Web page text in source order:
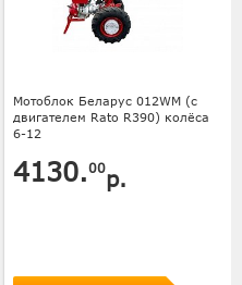
Мотоблок Беларус 012WM (с
двигателем Rato R390) колёса
6-12
4130.00р.